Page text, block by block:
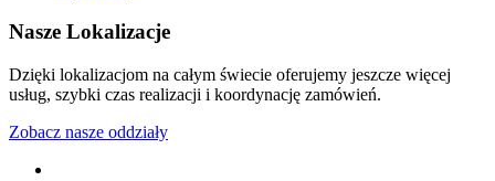
Nasze Lokalizacje
Dzięki lokalizacjom na całym świecie oferujemy jeszcze więcej
usług, szybki czas realizacji i koordynację zamówień.
Zobacz nasze oddziały